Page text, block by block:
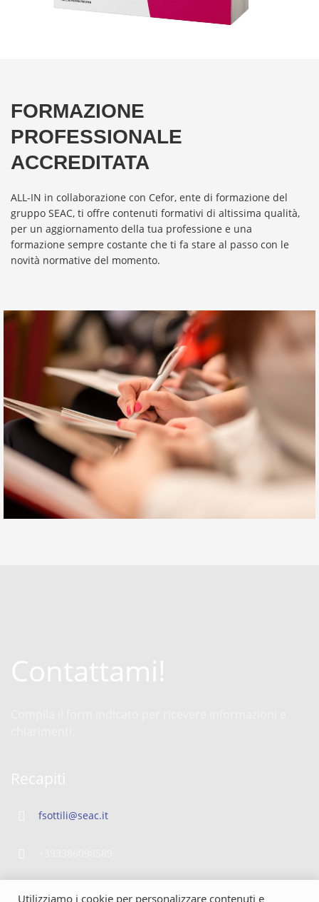
FORMAZIONE
PROFESSIONALE
ACCREDITATA
ALL-IN in collaborazione con Cefor, ente di formazione del
gruppo SEAC, ti offre contenuti formativi di altissima qualità,
per un aggiornamento della tua professione e una
formazione sempre costante che ti fa stare al passo con le
novità normative del momento.
Contattami!
Recapiti
fsottili@seac.it
Utilizziamo i cookie per personalizzare contenuti e